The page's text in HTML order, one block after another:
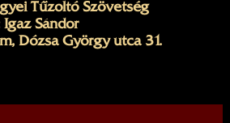
Tűzoltó Szövetség
Igaz Sándor
Dózsa György utca 31.